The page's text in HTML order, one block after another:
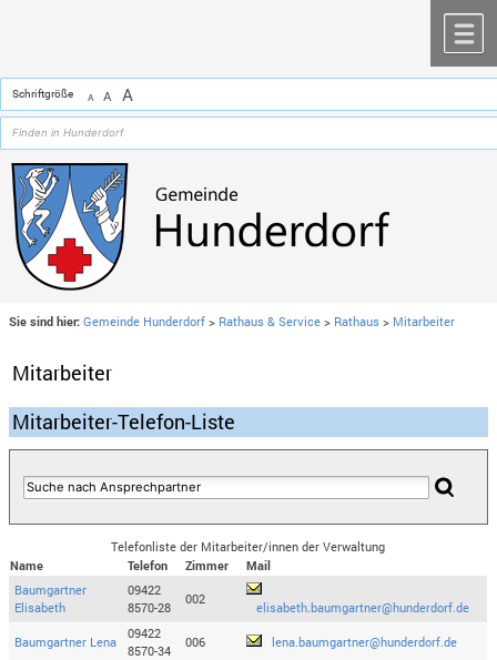
Schriftgröße A A A
Sie sind hier: Gemeinde Hunderdorf > Rathaus & Service > Rathaus > Mitarbeiter
Mitarbeiter
Mitarbeiter-Telefon-Liste
Telefonliste der Mitarbeiter/innen der Verwaltung
Name
Telefon Zimmer
Mail
Baumgartner
Elisabeth
09422
8570-28
002
elisabeth.baumgartner@hunderdorf.de
Baumgartner Lena
09422
8570-34
006 lena.baumgartner@hunderdorf.de